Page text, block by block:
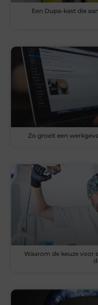
Een Dupa-kast die
Zo groeit een
Waarom de keuze voor